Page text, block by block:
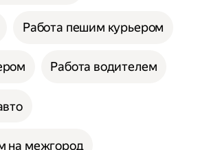
Работа пешим курьером
Работа водителем
на межгород